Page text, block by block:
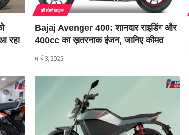
रहा
ऑटोमोबाइल
Bajaj Avenger 400: शानदार राइडिंग और
400cc का ख़तरनाक इंजन, जानिए कीमत
मार्च 3, 2025